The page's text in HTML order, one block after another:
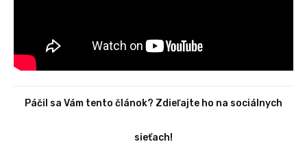
Páčil sa Vám tento článok? Zdieľajte ho na sociálnych
sieťach!